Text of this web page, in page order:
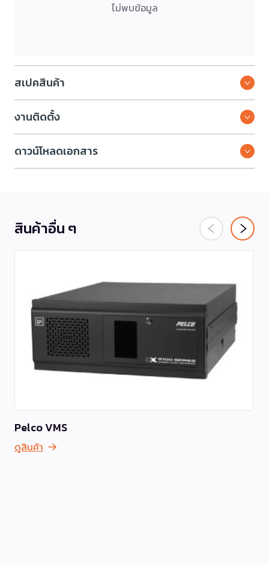
ไม่พบข้อมูล
สเปคสินค้า
งานติดตั้ง
ดาวน์โหลดเอกสาร
สินค้าอื่น ๆ
Pelco VMS
ดูสินค้า